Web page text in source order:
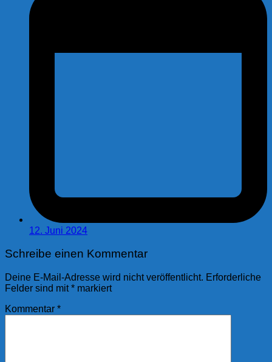
12. Juni 2024
Schreibe einen Kommentar
Deine E-Mail-Adresse wird nicht veröffentlicht. Erforderliche
Felder sind mit* markiert
Kommentar *